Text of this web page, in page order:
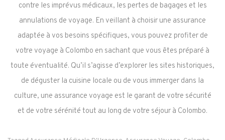
contre les imprévus médicaux, les pertes de bagages et les
annulations de voyage. En veillant à choisir une assurance
adaptée à vos besoins spécifiques, vous pouvez profiter de
votre voyage à Colombo en sachant que vous êtes préparé à
toute éventualité. Qu’il s’agisse d’explorer les sites historiques,
de déguster la cuisine locale ou de vous immerger dans la
culture, une assurance voyage est le garant de votre sécurité
et de votre sérénité tout au long de votre séjour à Colombo.